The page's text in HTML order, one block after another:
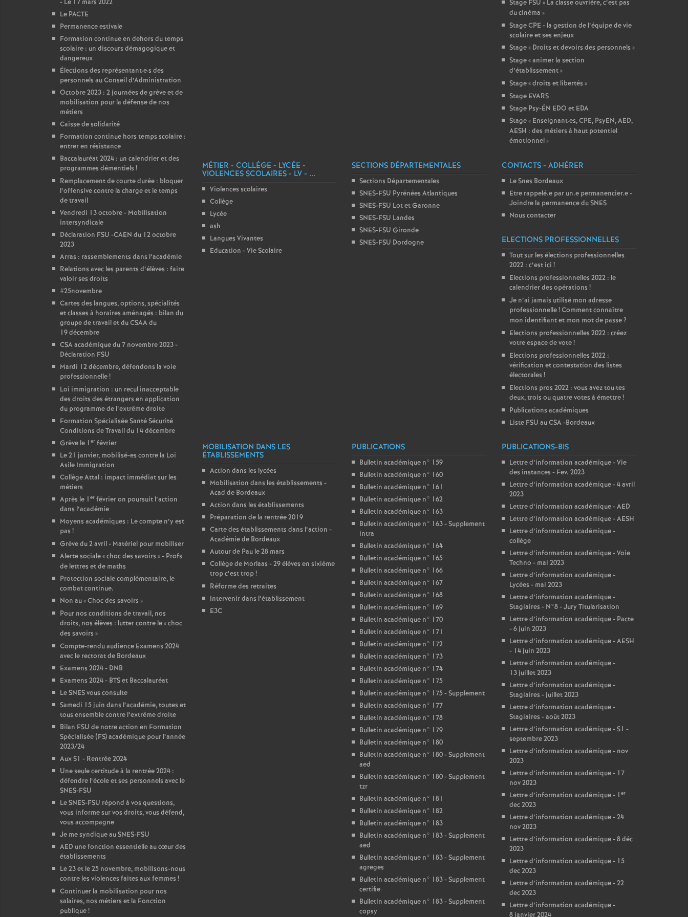
d
e
r
é
s
T
o
u
r
s
- Le 17 mars 2022
Le PACTE
Permanence estivale
Formation continue en dehors du temps
scolaire : un discours démagogique et
dangereux
Élections des représentant·e·s des
personnels au Conseil d’Administration
Octobre 2023 : 2 journées de grève et de
mobilisation pour la défense de nos
métiers
Caisse de solidarité
Formation continue hors temps scolaire :
entrer en résistance
Baccalauréat 2024 : un calendrier et des
programmes démentiels !
Remplacement de courte durée : bloquer
l’offensive contre la charge et le temps
de travail
Vendredi 13 octobre - Mobilisation
intersyndicale
Déclaration FSU -CAEN du 12 octobre
2023
Arras : rassemblements dans l’académie
Relations avec les parents d’élèves : faire
valoir ses droits
#25novembre
Cartes des langues, options, spécialités
et classes à horaires aménagés : bilan du
groupe de travail et du CSAA du
19 décembre
CSA académique du 7 novembre 2023 -
Déclaration FSU
Mardi 12 décembre, défendons la voie
professionnelle!
Loi immigration : un recul inacceptable
des droits des étrangers en application
du programme de l’extrême droite
Formation Spécialisée Santé Sécurité
Conditions de Travail du 14 décembre
Grève le 1 er février
Le 21 janvier, mobilisé-es contre la Loi
Asile Immigration
Collège Attal : impact immédiat sur les
métiers
Après le 1 er février on poursuit l’action
dans l’académie
Moyens académiques : Le compte n’y est
pas !
Grève du 2 avril - Matériel pour mobiliser
Alerte sociale «choc des savoirs » - Profs
de lettres et de maths
Protection sociale complémentaire, le
combat continue.
Non au «Choc des savoirs »
Pour nos conditions de travail, nos
droits, nos élèves : lutter contre le «choc
des savoirs »
Compte-rendu audience Examens 2024
avec le rectorat de Bordeaux
Examens 2024 - DNB
Examens 2024 - BTS et Baccalauréat
Le SNES vous consulte
Samedi 15 juin dans l’académie, toutes et
tous ensemble contre l’extrême droite
Bilan FSU de notre action en Formation
Spécialisée (FS) académique pour l’année
2023/24
Aux S1 - Rentrée 2024
Une seule certitude à la rentrée 2024 :
défendre l’école et ses personnels avec le
SNES-FSU
Le SNES-FSU répond à vos questions,
vous informe sur vos droits, vous défend,
vous accompagne
Je me syndique au SNES-FSU
AED une fonction essentielle au cœur des
établissements
Le 23 et le 25 novembre, mobilisons-nous
contre les violences faites aux femmes !
Continuer la mobilisation pour nos
salaires, nos métiers et la Fonction
publique!
Stage FSU « La classe ouvrière, c’est pas
du cinéma »
Stage CPE - la gestion de l’équipe de vie
scolaire et ses enjeux
Stage « Droits et devoirs des personnels »
Stage «animer la section
d’établissement»
Stage «droits et libertés »
Stage EVARS
Stage Psy-ÉN EDO et EDA
Stage « Enseignant·es, CPE, PsyEN, AED,
AESH : des métiers à haut potentiel
émotionnel»
MÉTIER - COLLÈGE - LYCÉE -
VIOLENCES SCOLAIRES - LV - ...
Violences scolaires
Collège
Lycée
ash
Langues Vivantes
Education - Vie Scolaire
SECTIONS DÉPARTEMENTALES
Sections Départementales
SNES-FSU Pyrénées Atlantiques
SNES-FSU Lot et Garonne
SNES-FSU Landes
SNES-FSU Gironde
SNES-FSU Dordogne
CONTACTS - ADHÉRER
Le Snes Bordeaux
Etre rappelé.e par un.e permanencier.e -
Joindre la permanence du SNES
Nous contacter
ELECTIONS PROFESSIONNELLES
Tout sur les élections professionnelles
2022 : c’est ici !
Elections professionnelles 2022 : le
calendrier des opérations !
Je n’ai jamais utilisé mon adresse
professionnelle! Comment connaître
mon identifiant et mon mot de passe?
Elections professionnelles 2022 : créez
votre espace de vote!
Elections professionnelles 2022 :
vérification et contestation des listes
électorales !
Elections pros 2022 : vous avez tou·tes
deux, trois ou quatre votes à émettre!
Publications académiques
Liste FSU au CSA -Bordeaux
MOBILISATION DANS LES
ÉTABLISSEMENTS
Action dans les lycées
Mobilisation dans les établissements -
Acad de Bordeaux
Action dans les établissements
Préparation de la rentrée 2019
Carte des établissements dans l’action -
Académie de Bordeaux
Autour de Pau le 28 mars
Collège de Morlaas - 29 élèves en sixième
trop c’est trop!
Réforme des retraites
Intervenir dans l’établissement
E3C
PUBLICATIONS
Bulletin académique n° 159
Bulletin académique n° 160
Bulletin académique n° 161
Bulletin académique n° 162
Bulletin académique n° 163
Bulletin académique n° 163 - Supplement
intra
Bulletin académique n° 164
Bulletin académique n° 165
Bulletin académique n° 166
Bulletin académique n° 167
Bulletin académique n° 168
Bulletin académique n° 169
Bulletin académique n° 170
Bulletin académique n° 171
Bulletin académique n° 172
Bulletin académique n° 173
Bulletin académique n° 174
Bulletin académique n° 175
Bulletin académique n° 175 - Supplement
Bulletin académique n° 177
Bulletin académique n° 178
Bulletin académique n° 179
Bulletin académique n° 180
Bulletin académique n° 180 - Supplement
aed
Bulletin académique n° 180 - Supplement
tzr
Bulletin académique n° 181
Bulletin académique n° 182
Bulletin académique n° 183
Bulletin académique n° 183 - Supplement
aed
Bulletin académique n° 183 - Supplement
agreges
Bulletin académique n° 183 - Supplement
certifie
Bulletin académique n° 183 - Supplement
copsy
PUBLICATIONS-BIS
Lettre d’information académique - Vie
des instances - Fev. 2023
Lettre d’information académique - 4 avril
2023
Lettre d’information académique - AED
Lettre d’information académique - AESH
Lettre d’information académique -
collège
Lettre d’information académique - Voie
Techno - mai 2023
Lettre d’information académique -
Lycées - mai 2023
Lettre d’information académique -
Stagiaires - N°8 - Jury Titularisation
Lettre d’information académique - Pacte
- 6 juin 2023
Lettre d’information académique - AESH
- 14 juin 2023
Lettre d’information académique -
13 juillet 2023
Lettre d’information académique -
Stagiaires - juillet 2023
Lettre d’information académique -
Stagiaires - août 2023
Lettre d’information académique - S1 -
septembre 2023
Lettre d’information académique - nov
2023
Lettre d’information académique - 17
nov 2023
Lettre d’information académique - 1 er
dec 2023
Lettre d’information académique - 24
nov 2023
Lettre d’information académique - 8 déc
2023
Lettre d’information académique - 15
dec 2023
Lettre d’information académique - 22
dec 2023
Lettre d’information académique -